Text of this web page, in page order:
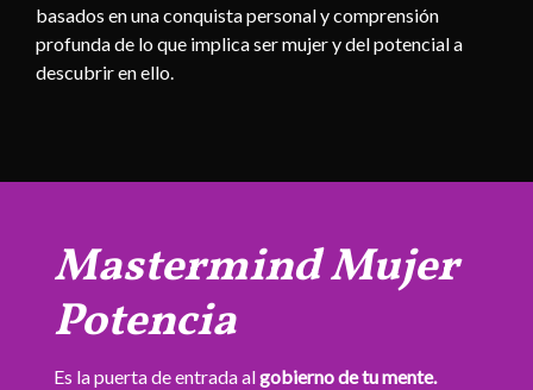
basados en una conquista personal y comprensión
profunda de lo que implica ser mujer y del potencial a
descubrir en ello.
Mastermind Mujer
Potencia
Es la puerta de entrada algobierno de tu mente.